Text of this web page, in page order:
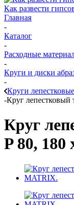
Как развести
Главная
-
Каталог
-
Расходные
-
Круги и диски
-
Круги
-Круг
Круг
P 80,